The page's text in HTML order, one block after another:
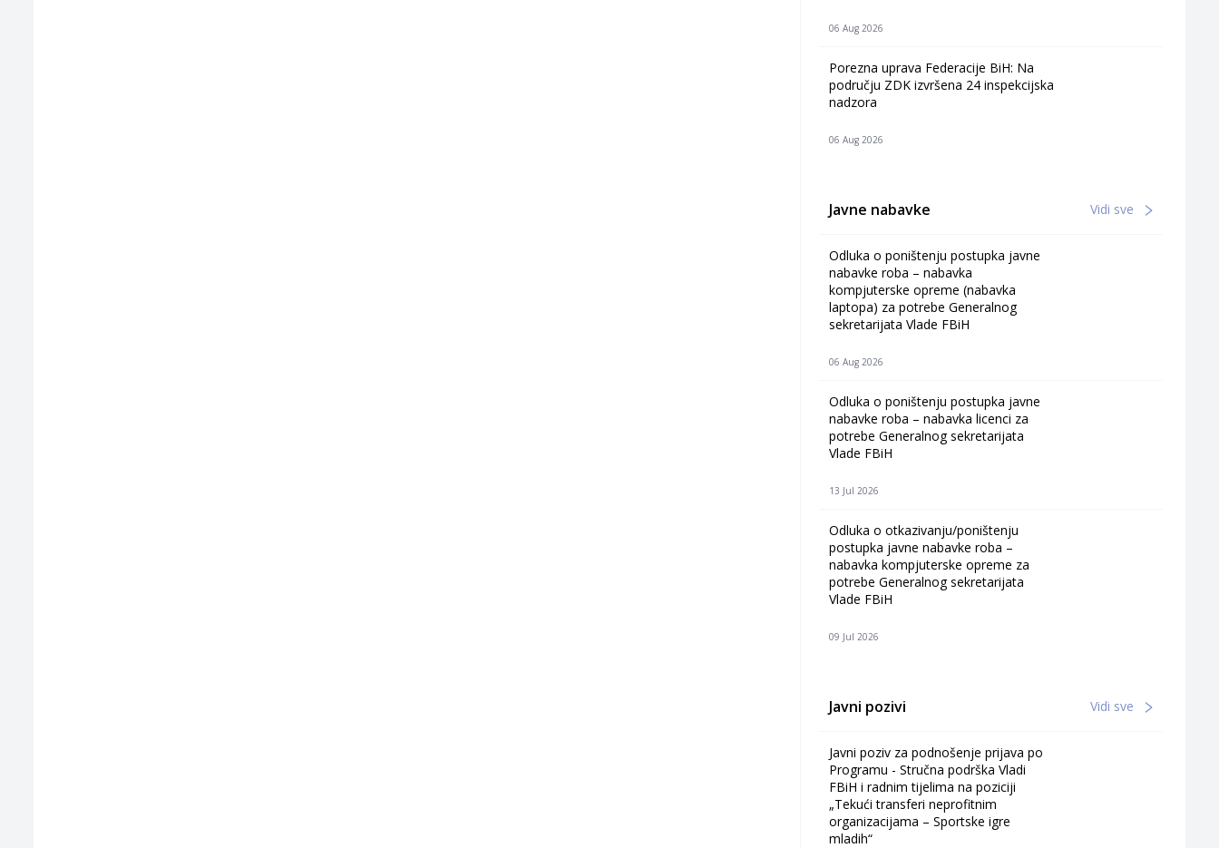
06 Aug 2026
Porezna uprava Federacije BiH: Na
području ZDK izvršena 24 inspekcijska
nadzora
06 Aug 2026
Javne nabavke Vidi sve
Odluka o poništenju postupka javne
nabavke roba – nabavka
kompjuterske opreme (nabavka
laptopa) za potrebe Generalnog
sekretarijata Vlade FBiH
06 Aug 2026
Odluka o poništenju postupka javne
nabavke roba – nabavka licenci za
potrebe Generalnog sekretarijata
Vlade FBiH
13 Jul 2026
Odluka o otkazivanju/poništenju
postupka javne nabavke roba –
nabavka kompjuterske opreme za
potrebe Generalnog sekretarijata
Vlade FBiH
09 Jul 2026
Javni pozivi Vidi sve
Javni poziv za podnošenje prijava po
Programu - Stručna podrška Vladi
FBiH i radnim tijelima na poziciji
„Tekući transferi neprofitnim
organizacijama – Sportske igre
mladih“